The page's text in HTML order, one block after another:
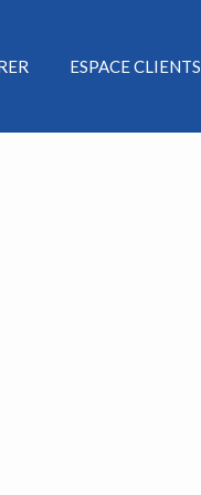
ESPACE CLIENTS